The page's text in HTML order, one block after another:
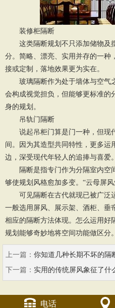
装修柜隔断
这类隔断规划不只添加储物及
分。简略、漂亮、实用并存的一种
接或定制，落地效果更为实在。
玻璃隔断作为处于墙体与空气
会构成视觉担负，但能够更标准的
身的规划。
吊轨门隔断
说起吊柜门算是门一种，但现
间。因为其造型共同特性，更多运
边，深受现代年轻人的追捧与喜爱。
隔断是指专门作为分隔室内空
够使规划风格愈加多变。“云母屏
可见隔断在古代就现已被广泛运
一般选用屏风、展示架、酒柜、垂
相应的隔断方法体现。怎么运用好
规划能够奇妙地将空间功能做区分。
上一篇： 你知道几种长期不坏的隔
下一篇： 实用的传统屏风象征了什
电话